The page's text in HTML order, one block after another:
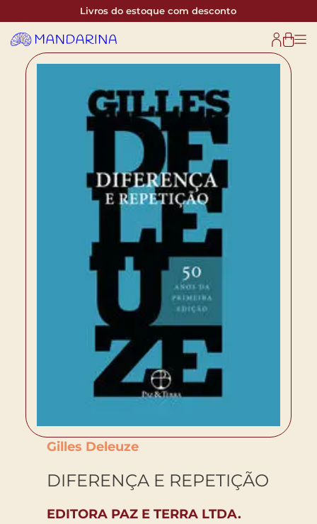
Livros do estoque com desconto
Gilles Deleuze
DIFERENÇA E REPETIÇÃO
EDITORA PAZ E TERRA LTDA.